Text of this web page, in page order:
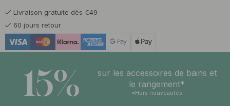
Livraison gratuite dès €49
60 jours retour
15%
sur les accessoires de bains et
le rangement*
*Hors nouveautés